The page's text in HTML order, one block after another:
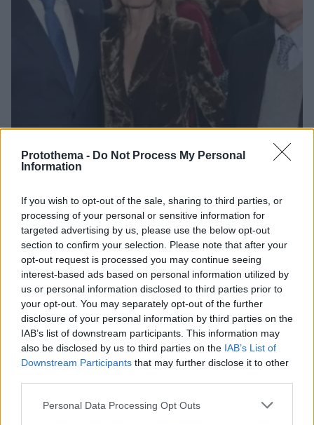
Protothema - Do Not Process My Personal
Information
If you wish to opt-out of the sale, sharing to third parties, or
processing of your personal or sensitive information for
targeted advertising by us, please use the below opt-out
section to confirm your selection. Please note that after your
opt-out request is processed you may continue seeing
interest-based ads based on personal information utilized by
us or personal information disclosed to third parties prior to
your opt-out. You may separately opt-out of the further
disclosure of your personal information by third parties on the
IAB’s list of downstream participants. This information may
also be disclosed by us to third parties on the IAB’s List of
Downstream Participants that may further disclose it to other
Please note that this website/app uses one or more Google
Personal Data Processing Opt Outs
Με το κλειδί της πόλης του Λαυρίου τιμήθηκαν ο
Θανάσης και η Μαρίνα Μαρτίνου
Τον χαρακτήρισαν τον Έλληνα εφοπλιστή μεγάλο
ευεργέτη ο οποίος προσφέρει αθόρυβα όπου του
ζητηθεί συνολικά σε όλη την Ελλάδα
31.01.2023, 13:16